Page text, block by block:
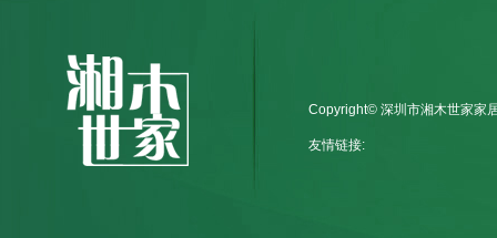
Copyright© 深圳市湘木世家家
友情链接: